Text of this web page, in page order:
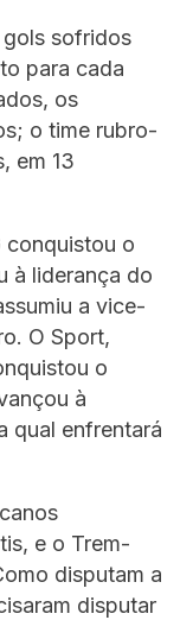
gols sofridos
para cada
os
o time rubro-
em 13
o
à liderança do
a vice-
O Sport,
o
à
qual enfrentará
e o Trem-
disputam a
disputar